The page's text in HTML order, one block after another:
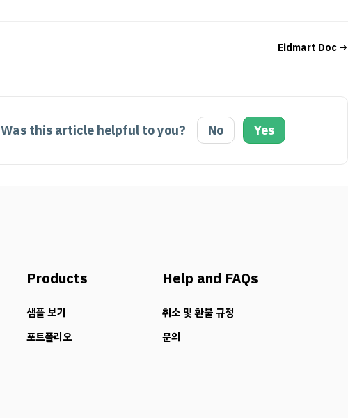
Eidmart Doc →
Was this article helpful to you? No Yes
Products
샘플 보기
포트폴리오
Help and FAQs
취소 및 환불 규정
문의